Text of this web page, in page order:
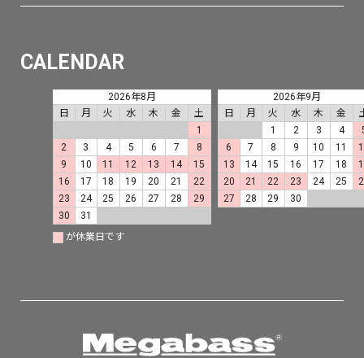
CALENDAR
2026年8月
日
月 火 水 木 金
土
1
2
3 4 5 6 7
8
9
10 11 12 13 14
15
16
17 18 19 20 21
22
23
24 25 26 27 28
29
30
31
2026年9月
日
月 火 水 木 金
1
2 3 4
6
7 8 9 10 11
13
14 15 16 17 18
20
21 22 23 24 25
27
28 29 30
が休業日です